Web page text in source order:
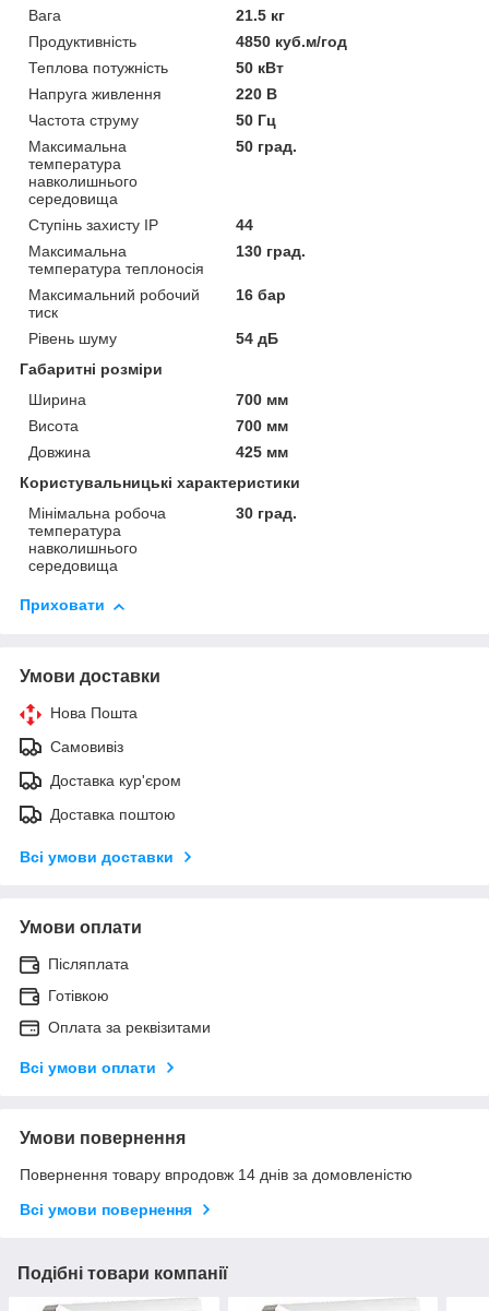
Вага
21.5 кг
Продуктивність
4850 куб.м/год
Теплова потужність
50 кВт
Напруга живлення
220 В
Частота струму
50 Гц
Максимальна
температура
навколишнього
середовища
50 град.
Ступінь захисту IP
44
Максимальна
температура теплоносія
130 град.
Максимальний робочий
тиск
16 бар
Рівень шуму
54 дБ
Габаритні розміри
Ширина
700 мм
Висота
700 мм
Довжина
425 мм
Користувальницькі характеристики
Мінімальна робоча
температура
навколишнього
середовища
30 град.
Приховати
Умови доставки
Нова Пошта
Самовивіз
Доставка кур'єром
Доставка поштою
Всі умови доставки
Умови оплати
Післяплата
Готівкою
Оплата за реквізитами
Всі умови оплати
Умови повернення
Повернення товару впродовж 14 днів за домовленістю
Всі умови повернення
Подібні товари компанії